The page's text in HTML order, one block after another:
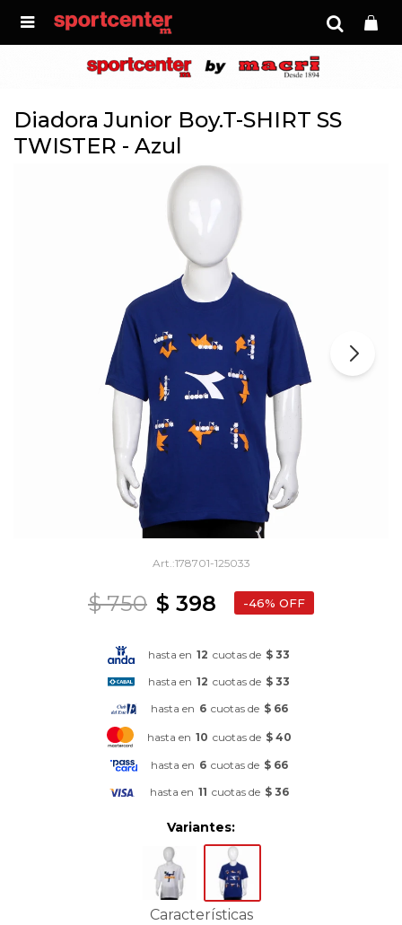

Diadora Junior Boy.T-SHIRT SS
TWISTER - Azul
178701-125033
$ 398
$ 750 46
hasta en 12 cuotas de $ 33
hasta en 12 cuotas de $ 33
hasta en 6 cuotas de $ 66
hasta en 10 cuotas de $ 40
hasta en 6 cuotas de $ 66
hasta en 11 cuotas de $ 36
Variantes:
Características